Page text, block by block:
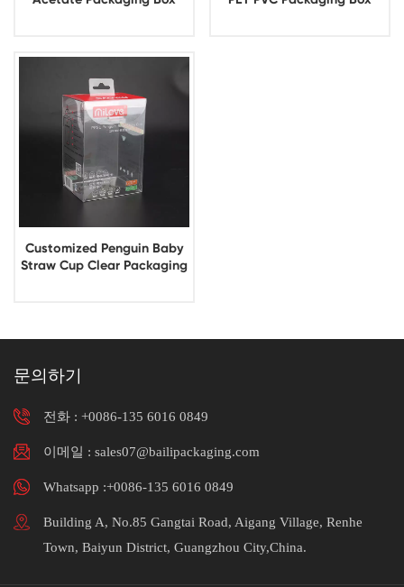
Customized Penguin Baby
Straw Cup Clear Packaging
문의하기
전화 : +0086-135 6016 0849
이메일 : sales07@bailipackaging.com
Whatsapp :+0086-135 6016 0849
Building A, No.85 Gangtai Road, Aigang Village, Renhe
Town, Baiyun District, Guangzhou City,China.